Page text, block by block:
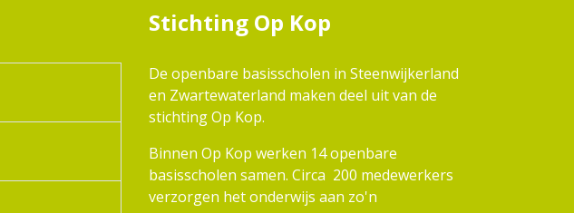
Stichting Op Kop
De openbare basisscholen in Steenwijkerland
en Zwartewaterland maken deel uit van de
stichting Op Kop.
Binnen Op Kop werken 14 openbare
basisscholen samen. Circa 200 medewerkers
verzorgen het onderwijs aan zo'n